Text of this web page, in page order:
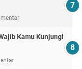
Kamu Kunjungi